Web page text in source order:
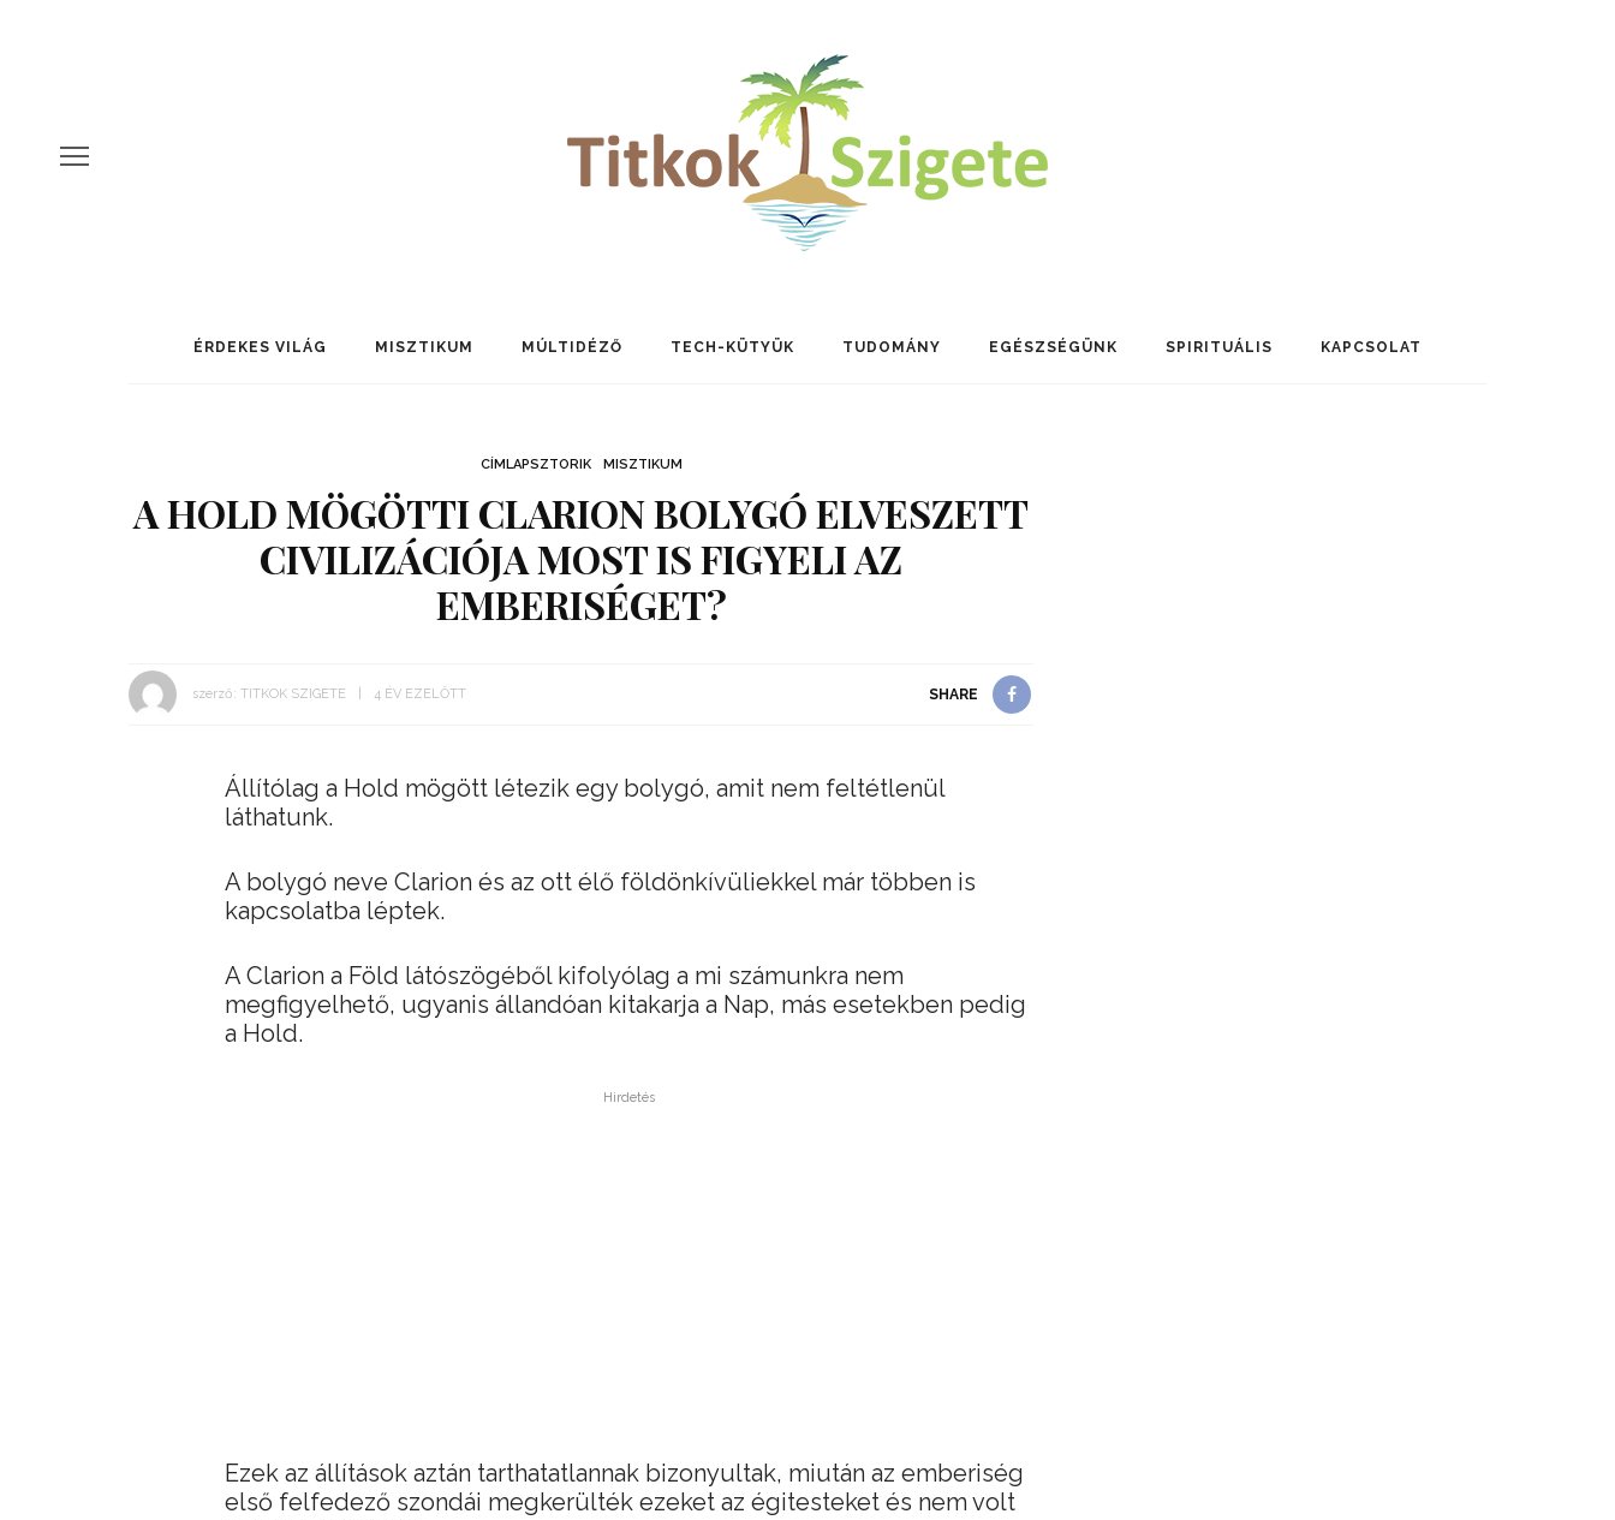
ÉRDEKES VILÁG MISZTIKUM MÚLTIDÉZŐ TECH-KÜTYÜK TUDOMÁNY EGÉSZSÉGÜNK SPIRITUÁLIS KAPCSOLAT
CÍMLAPSZTORIK MISZTIKUM
A HOLD MÖGÖTTI CLARION BOLYGÓ ELVESZETT
CIVILIZÁCIÓJA MOST IS FIGYELI AZ
EMBERISÉGET?
szerző: TITKOK SZIGETE 4 ÉV EZELŐTT SHARE
Állítólag a Hold mögött létezik egy bolygó, amit nem feltétlenül
láthatunk.
A bolygó neve Clarion és az ott élő földönkívüliekkel már többen is
kapcsolatba léptek.
A Clarion a Föld látószögéből kifolyólag a mi számunkra nem
megfigyelhető, ugyanis állandóan kitakarja a Nap, más esetekben pedig
a Hold.
Hirdetés
Ezek az állítások aztán tarthatatlannak bizonyultak, miután az emberiség
első felfedező szondái megkerülték ezeket az égitesteket és nem volt